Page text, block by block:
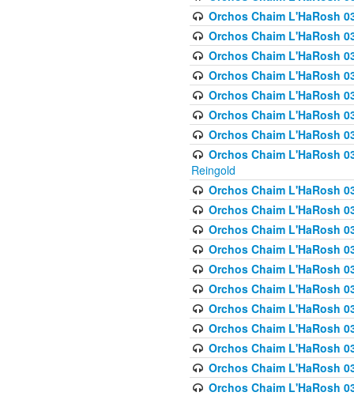
Orchos Chaim L'HaRosh
Orchos Chaim L'HaRosh
Orchos Chaim L'HaRosh
Orchos Chaim L'HaRosh
Orchos Chaim L'HaRosh
Orchos Chaim L'HaRosh
Orchos Chaim L'HaRosh
Orchos Chaim L'HaRosh
Reingold
Orchos Chaim L'HaRosh
Orchos Chaim L'HaRosh
Orchos Chaim L'HaRosh
Orchos Chaim L'HaRosh
Orchos Chaim L'HaRosh
Orchos Chaim L'HaRosh
Orchos Chaim L'HaRosh
Orchos Chaim L'HaRosh
Orchos Chaim L'HaRosh
Orchos Chaim L'HaRosh
Orchos Chaim L'HaRosh